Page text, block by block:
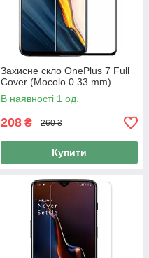
Захисне скло OnePlus 7 Full
Cover (Mocolo 0.33 mm)
В наявності 1 од.
208 ₴ 260 ₴
Купити